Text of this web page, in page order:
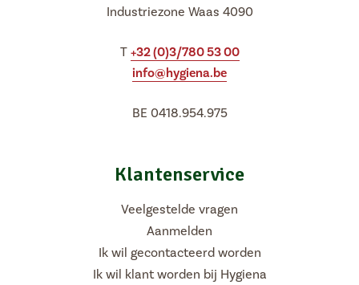
Industriezone Waas 4090
T +32 (0)3/780 53 00
info@hygiena.be
BE 0418.954.975
Klantenservice
Veelgestelde vragen
Aanmelden
Ik wil gecontacteerd worden
Ik wil klant worden bij Hygiena